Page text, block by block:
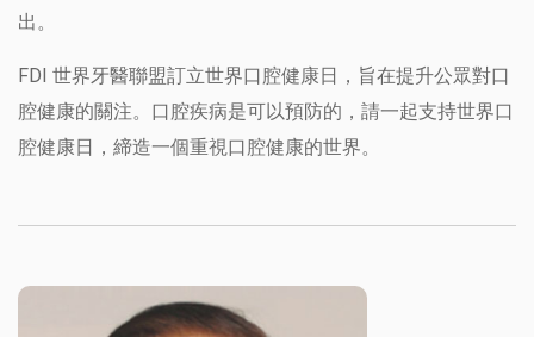
出。
FDI 世界牙醫聯盟訂立世界口腔健康日，旨在提升公眾對口
腔健康的關注。口腔疾病是可以預防的，請一起支持世界口
腔健康日，締造一個重視口腔健康的世界。